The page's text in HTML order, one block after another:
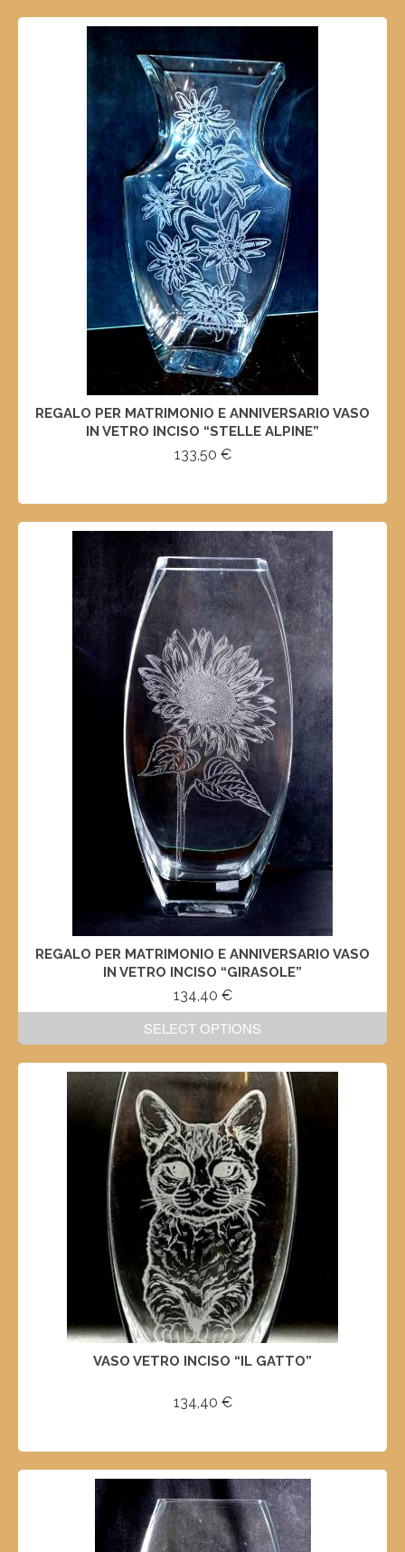
REGALO PER MATRIMONIO E ANNIVERSARIO VASO
IN VETRO INCISO “STELLE ALPINE”
133,50 €
REGALO PER MATRIMONIO E ANNIVERSARIO VASO
IN VETRO INCISO “GIRASOLE”
134,40 €
SELECT OPTIONS
VASO VETRO INCISO “IL GATTO”
134,40 €